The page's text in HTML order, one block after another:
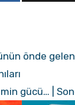
önde
gücü… |